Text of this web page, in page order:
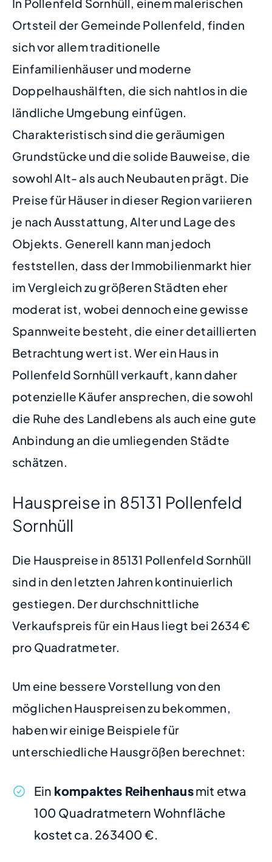
In Pollenfeld Sornhüll, einem malerischen
Ortsteil der Gemeinde Pollenfeld, finden
sich vor allem traditionelle
Einfamilienhäuser und moderne
Doppelhaushälften, die sich nahtlos in die
ländliche Umgebung einfügen.
Charakteristisch sind die geräumigen
Grundstücke und die solide Bauweise, die
sowohl Alt- als auch Neubauten prägt. Die
Preise für Häuser in dieser Region variieren
je nach Ausstattung, Alter und Lage des
Objekts. Generell kann man jedoch
feststellen, dass der Immobilienmarkt hier
im Vergleich zu größeren Städten eher
moderat ist, wobei dennoch eine gewisse
Spannweite besteht, die einer detaillierten
Betrachtung wert ist. Wer ein Haus in
Pollenfeld Sornhüll verkauft, kann daher
potenzielle Käufer ansprechen, die sowohl
die Ruhe des Landlebens als auch eine gute
Anbindung an die umliegenden Städte
schätzen.
Hauspreise in 85131 Pollenfeld
Sornhüll
Die Hauspreise in 85131 Pollenfeld Sornhüll
sind in den letzten Jahren kontinuierlich
gestiegen. Der durchschnittliche
Verkaufspreis für ein Haus liegt bei 2634 €
pro Quadratmeter.
Um eine bessere Vorstellung von den
möglichen Hauspreisen zu bekommen,
haben wir einige Beispiele für
unterschiedliche Hausgrößen berechnet:
Ein kompaktes Reihenhausmit etwa
100 Quadratmetern Wohnfläche
kostet ca. 263400 €.